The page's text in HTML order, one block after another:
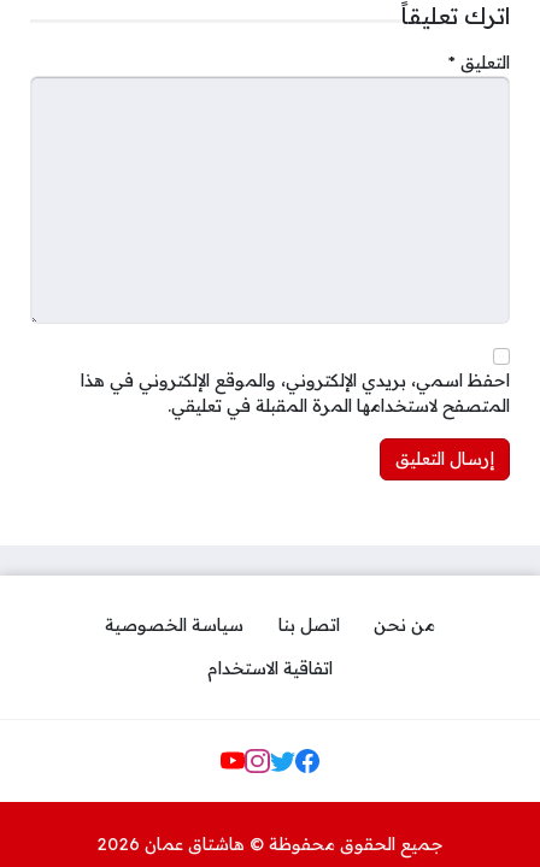
اترك تعليقاً
التعليق *
احفظ اسمي، بريدي الإلكتروني، والموقع الإلكتروني في هذا
المتصفح لاستخدامها المرة المقبلة في تعليقي.
من نحن اتصل بنا
سياسة الخصوصية
اتفاقية الاستخدام
Social Links
جميع الحقوق محفوظة © هاشتاق عمان 2026